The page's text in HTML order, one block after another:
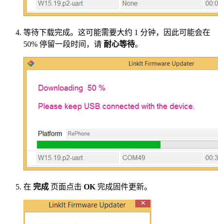
等待下载完成。这可能需要大约 1 分钟，因此可能会在
50% 停留一段时间，请 耐心等待。
在 完成 页面点击 OK完成固件更新。